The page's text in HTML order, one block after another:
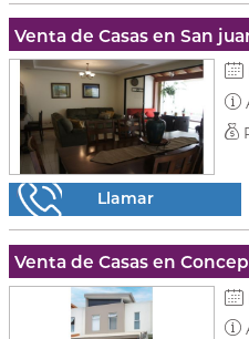
Venta de Casas en San
Llamar
Venta de Casas en